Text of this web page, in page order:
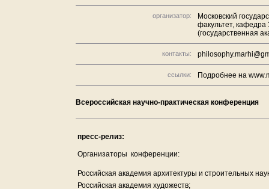
организатор:
Московский
факультет, кафедра
(государственная
контакты:
ссылки: Подробнее на
Всероссийская научно-практическая конференция
пресс-релиз:
Организаторы конференции:
Российская академия архитектуры и строительных
Российская академия художеств;